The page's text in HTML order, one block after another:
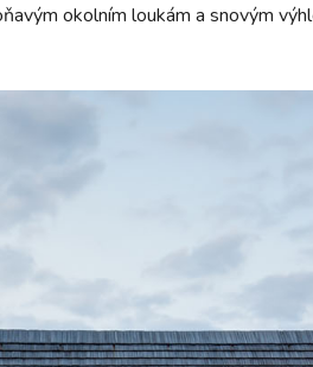
okolním loukám a snovým